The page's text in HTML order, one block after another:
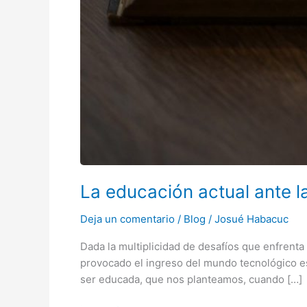
La educación actual ante
Deja un comentario / Blog / Josué Habacuc
Dada la multiplicidad de desafíos que
provocado el ingreso del mundo tecnológico
ser educada, que nos planteamos, cuando […]